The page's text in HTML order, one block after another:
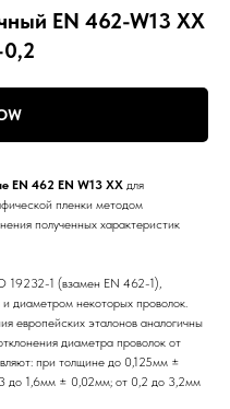
EN 462-W13 ХХ
EN 462 EN W13 ХХ для
пленки методом
полученных характеристик
19232-1 (взамен EN 462-1),
диаметром некоторых проволок.
европейских эталонов аналогичны
диаметра проволок от
при толщине до 0,125мм ±
до 1,6мм ± 0,02мм; от 0,2 до 3,2мм